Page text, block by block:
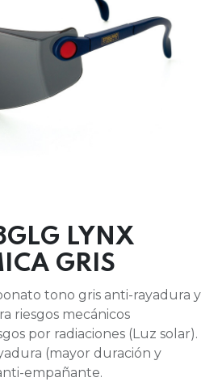
LYNX
GRIS
tono gris anti-rayadura y
riesgos mecánicos
por radiaciones (Luz solar).
(mayor duración y
empañante.